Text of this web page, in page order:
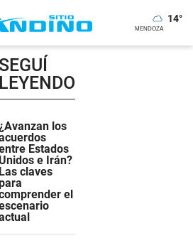
14°
SEGUÍ
LEYENDO
los
Estados
Unidos e Irán?
Las claves
el